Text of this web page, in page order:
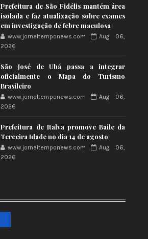
Prefeitura de São Fidélis mantém área
isolada e faz atualização sobre exames
em investigação de febre maculosa
www.jornaltemponews.com
Aug 06,
2026
São José de Ubá passa a integrar
oficialmente o Mapa do Turismo
Brasileiro
www.jornaltemponews.com
Aug 06,
2026
Prefeitura de Italva promove Baile da
Terceira Idade no dia 14 de agosto
www.jornaltemponews.com
Aug 06,
2026